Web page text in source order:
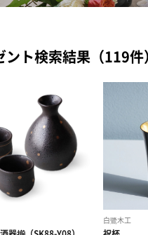
ント検索結果（119件）